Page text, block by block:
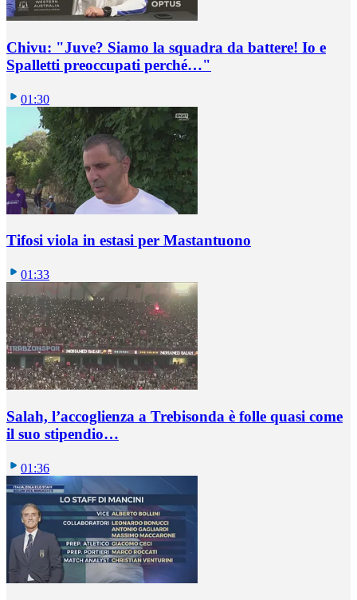
Chivu: "Juve? Siamo la squadra da battere! Io e
Spalletti preoccupati perché…"
01:30
Tifosi viola in estasi per Mastantuono
01:33
Salah, l’accoglienza a Trebisonda è folle quasi come
il suo stipendio…
01:36